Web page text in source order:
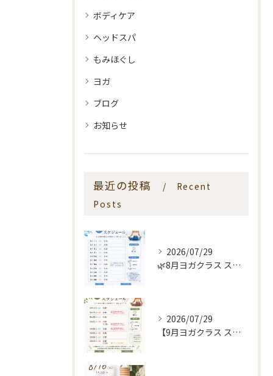
ボディケア
ヘッドスパ
もみほぐし
ヨガ
ブログ
お知らせ
最近の投稿
Recent
Posts
2026/07/29
🌿8月ヨガクラス スケジュールのお知らせ🌿
2026/07/29
【9月ヨガクラス スケジュールのお知らせ🌿】